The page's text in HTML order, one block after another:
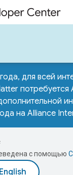
для всей
на Alliance
с помощью